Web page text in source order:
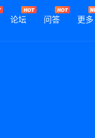
论坛 问答 更多